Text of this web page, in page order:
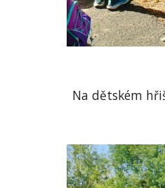
Na dětském